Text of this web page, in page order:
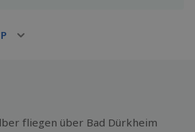
fliegen über Bad Dürkheim